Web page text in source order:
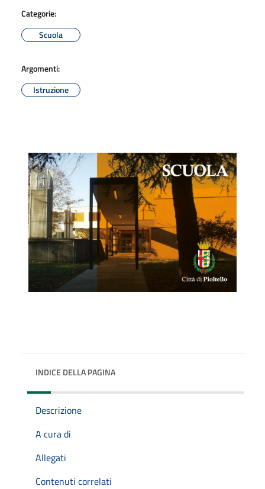
Categorie:
Scuola
Argomenti:
Istruzione
INDICE DELLA PAGINA
Descrizione
A cura di
Allegati
Contenuti correlati